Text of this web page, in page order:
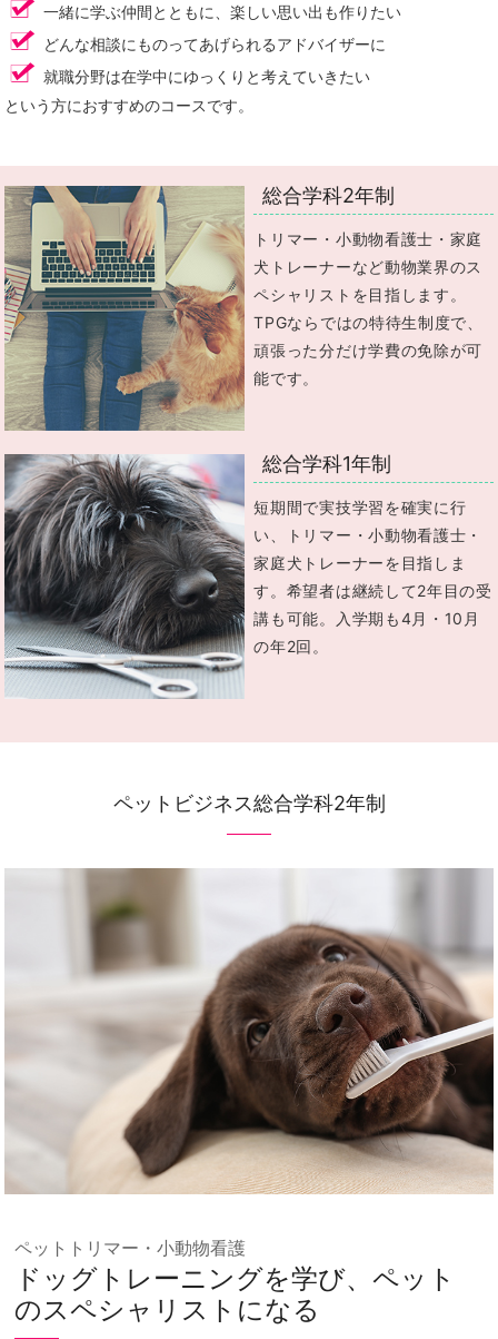
一緒に学ぶ仲間とともに、楽しい思い出も作りたい
どんな相談にものってあげられるアドバイザーに
就職分野は在学中にゆっくりと考えていきたい
という方におすすめのコースです。
総合学科2年制
トリマー・小動物看護士・家庭
犬トレーナーなど動物業界のス
ペシャリストを目指します。
TPGならではの特待生制度で、
頑張った分だけ学費の免除が可
能です。
総合学科1年制
短期間で実技学習を確実に行
い、トリマー・小動物看護士・
家庭犬トレーナーを目指しま
す。希望者は継続して2年目の受
講も可能。入学期も4月・10月
の年2回。
ペットビジネス総合学科2年制
ペットトリマー・小動物看護
ドッグトレーニングを学び、ペット
のスペシャリストになる